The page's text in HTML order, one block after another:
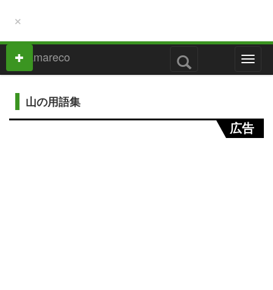
×
M
e
山の用語集
広告